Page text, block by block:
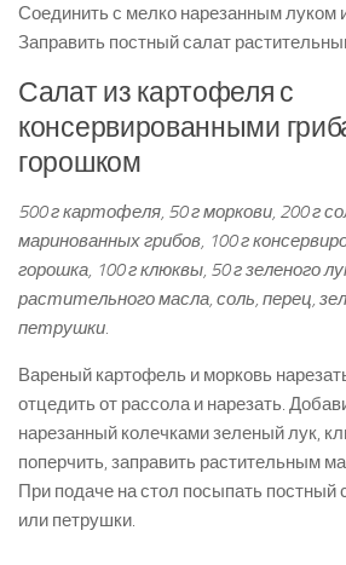
Соединить с мелко нарезанным луком
Заправить постный салат
Салат из картофеля с
консервированными
горошком
500 г картофеля, 50 г моркови, 200 г
маринованных грибов, 100 г
горошка, 100 г клюквы, 50 г зеленого
растительного масла, соль, перец,
петрушки.
Вареный картофель и морковь
отцедить от рассола и нарезать.
нарезанный колечками зеленый лук,
поперчить, заправить растительным
При подаче на стол посыпать постный
или петрушки.